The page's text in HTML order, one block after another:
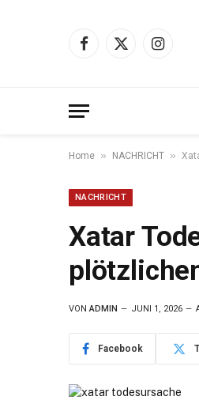
Facebook
X
Home » NACHRICHT »
NACHRICHT
Xatar
VON ADMIN JUNI 1, 2026
Facebook